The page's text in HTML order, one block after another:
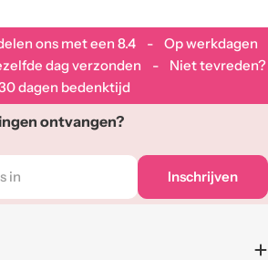
ons met een 8.4 - Op werkdagen
dag verzonden - Niet tevreden?
dagen bedenktijd
ontvangen?
Inschrijven